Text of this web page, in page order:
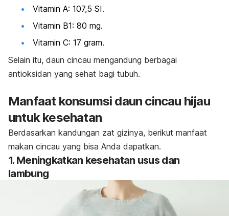
Vitamin A: 107,5 SI.
Vitamin B1: 80 mg.
Vitamin C: 17 gram.
Selain itu, daun cincau mengandung berbagai
antioksidan yang sehat bagi tubuh.
Manfaat konsumsi daun cincau hijau
untuk kesehatan
Berdasarkan kandungan zat gizinya, berikut manfaat
makan cincau yang bisa Anda dapatkan.
1. Meningkatkan kesehatan usus dan
lambung